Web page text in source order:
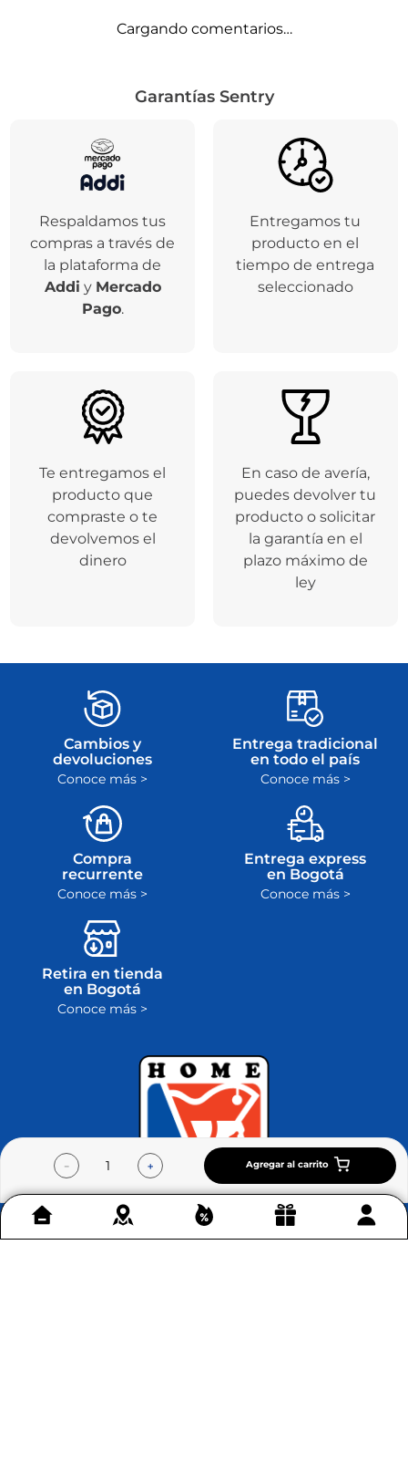
＋
－ Agregar al carrito
Cargando comentarios…
Garantías Sentry
Respaldamos tus
compras a través de
la plataforma de
Addi y Mercado
Pago.
Entregamos tu
producto en el
tiempo de entrega
seleccionado
Te entregamos el
producto que
compraste o te
devolvemos el
dinero
En caso de avería,
puedes devolver tu
producto o solicitar
la garantía en el
plazo máximo de
ley
Cambios y
devoluciones
Conoce más >
Entrega tradicional
en todo el país
Conoce más >
Compra
recurrente
Conoce más >
Entrega express
en Bogotá
Conoce más >
Retira en tienda
en Bogotá
Conoce más >